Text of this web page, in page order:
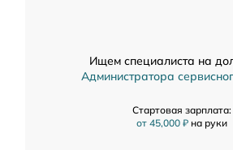
Ищем специалиста на
Администратора
Стартовая зарплата:
от 45,000 ₽ на руки